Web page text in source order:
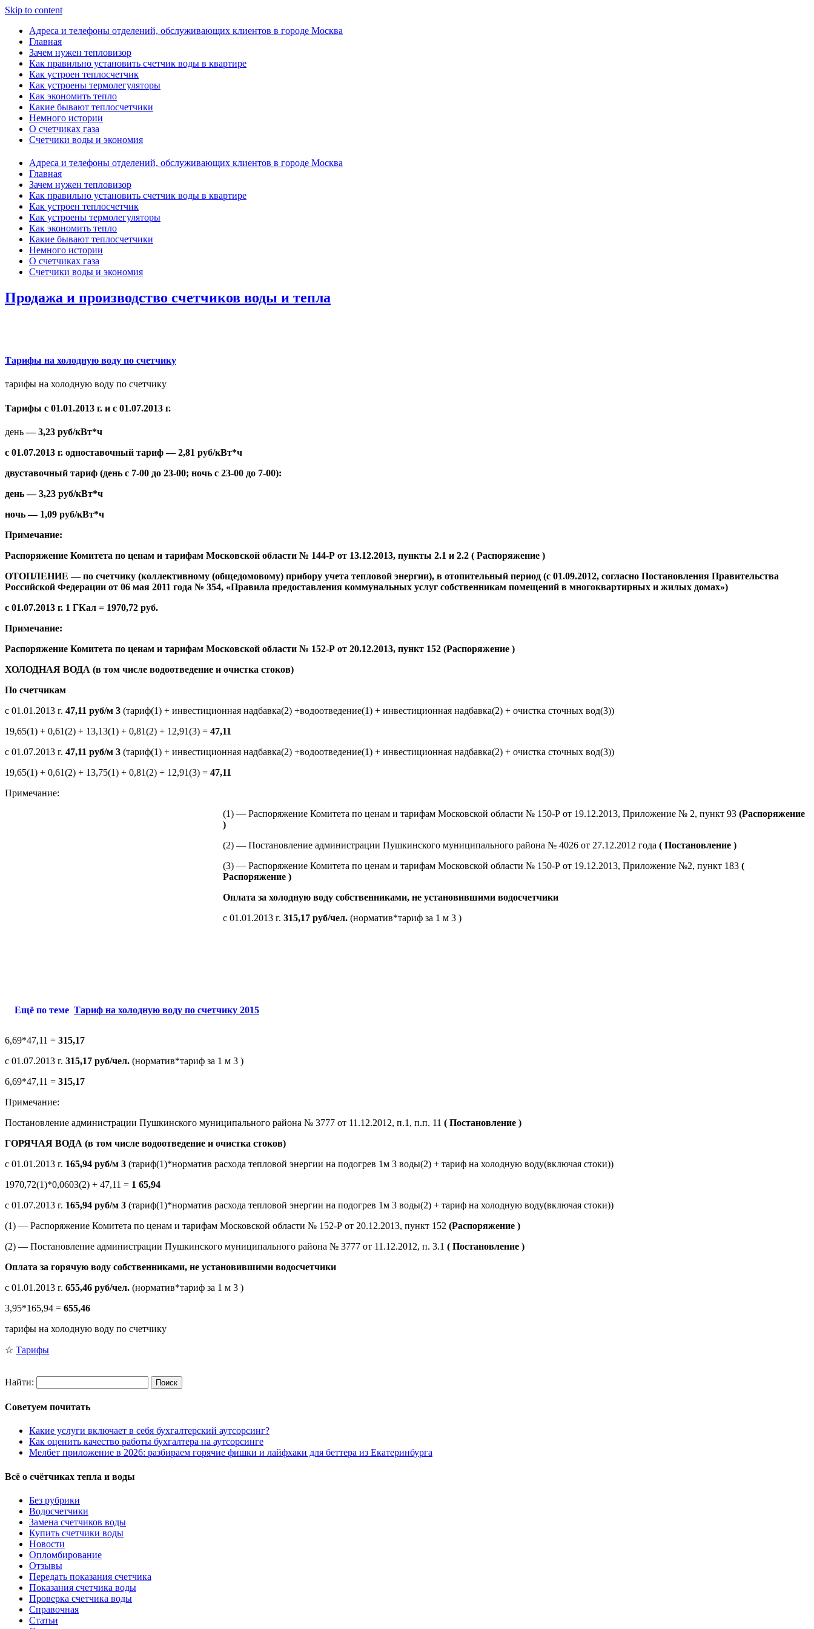
Skip to content
Адреса и телефоны отделений, обслуживающих клиентов в городе Москва
Главная
Зачем нужен тепловизор
Как правильно установить счетчик воды в квартире
Как устроен теплосчетчик
Как устроены термолегуляторы
Как экономить тепло
Какие бывают теплосчетчики
Немного истории
О счетчиках газа
Счетчики воды и экономия
Адреса и телефоны отделений, обслуживающих клиентов в городе Москва
Главная
Зачем нужен тепловизор
Как правильно установить счетчик воды в квартире
Как устроен теплосчетчик
Как устроены термолегуляторы
Как экономить тепло
Какие бывают теплосчетчики
Немного истории
О счетчиках газа
Счетчики воды и экономия
Продажа и производство счетчиков воды и тепла
Тарифы на холодную воду по счетчику
тарифы на холодную воду по счетчику
Тарифы с 01.01.2013 г. и с 01.07.2013 г.
день— 3,23 руб/кВт*ч
с 01.07.2013 г. одноставочный тариф —2,81 руб/кВт*ч
двуставочный тариф (день с 7-00 до 23-00; ночь с 23-00 до 7-00):
день —3,23 руб/кВт*ч
ночь — 1,09 руб/кВт*ч
Примечание:
Распоряжение Комитета по ценам и тарифам Московской области № 144-Р от 13.12.2013, пункты 2.1 и 2.2 ( Распоряжение )
ОТОПЛЕНИЕ — по счетчику (коллективному (общедомовому) прибору учета тепловой энергии), в отопительный период (с 01.09.2012, согласно Постановления Правительства
Российской Федерации от 06 мая 2011 года № 354, «Правила предоставления коммунальных услуг собственникам помещений в многоквартирных и жилых домах»)
с 01.07.2013 г. 1 ГКал = 1970,72 руб.
Примечание:
Распоряжение Комитета по ценам и тарифам Московской области № 152-Р от 20.12.2013, пункт 152 (Распоряжение )
ХОЛОДНАЯ ВОДА (в том числе водоотведение и очистка стоков)
По счетчикам
с 01.01.2013 г. 47,11 руб/м 3 (тариф(1) + инвестиционная надбавка(2) +водоотведение(1) + инвестиционная надбавка(2) + очистка сточных вод(3))
19,65(1) + 0,61(2) + 13,13(1) + 0,81(2) + 12,91(3) = 47,11
с 01.07.2013 г. 47,11 руб/м 3 (тариф(1) + инвестиционная надбавка(2) +водоотведение(1) + инвестиционная надбавка(2) + очистка сточных вод(3))
19,65(1) + 0,61(2) + 13,75(1) + 0,81(2) + 12,91(3) = 47,11
Примечание:
(1) — Распоряжение Комитета по ценам и тарифам Московской области № 150-Р от 19.12.2013, Приложение № 2, пункт 93 (Распоряжение
)
(2) — Постановление администрации Пушкинского муниципального района № 4026 от 27.12.2012 года ( Постановление )
(3) — Распоряжение Комитета по ценам и тарифам Московской области № 150-Р от 19.12.2013, Приложение №2, пункт 183 (
Распоряжение )
Оплата за холодную воду собственниками, не установившими водосчетчики
с 01.01.2013 г. 315,17 руб/чел. (норматив*тариф за 1 м 3 )
Ещё по теме Тариф на холодную воду по счетчику 2015
6,69*47,11 = 315,17
с 01.07.2013 г. 315,17 руб/чел. (норматив*тариф за 1 м 3 )
6,69*47,11 = 315,17
Примечание:
Постановление администрации Пушкинского муниципального района № 3777 от 11.12.2012, п.1, п.п. 11 ( Постановление )
ГОРЯЧАЯ ВОДА (в том числе водоотведение и очистка стоков)
с 01.01.2013 г. 165,94 руб/м 3 (тариф(1)*норматив расхода тепловой энергии на подогрев 1м 3 воды(2) + тариф на холодную воду(включая стоки))
1970,72(1)*0,0603(2) + 47,11 = 1 65,94
с 01.07.2013 г. 165,94 руб/м 3 (тариф(1)*норматив расхода тепловой энергии на подогрев 1м 3 воды(2) + тариф на холодную воду(включая стоки))
(1) — Распоряжение Комитета по ценам и тарифам Московской области № 152-Р от 20.12.2013, пункт 152 (Распоряжение )
(2) — Постановление администрации Пушкинского муниципального района № 3777 от 11.12.2012, п. 3.1 ( Постановление )
Оплата за горячую воду собственниками, не установившими водосчетчики
с 01.01.2013 г. 655,46 руб/чел. (норматив*тариф за 1 м 3 )
3,95*165,94 = 655,46
тарифы на холодную воду по счетчику
☆ Тарифы
Найти:
Советуем почитать
Какие услуги включает в себя бухгалтерский аутсорсинг?
Как оценить качество работы бухгалтера на аутсорсинге
Мелбет приложение в 2026: разбираем горячие фишки и лайфхаки для беттера из Екатеринбурга
Всё о счётчиках тепла и воды
Без рубрики
Водосчетчики
Замена счетчиков воды
Купить счетчики воды
Новости
Опломбирование
Отзывы
Передать показания счетчика
Показания счетчика воды
Проверка счетчика воды
Справочная
Статьи